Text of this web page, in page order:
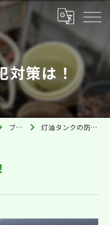
対策は！
ブログ 灯油タンクの防犯対策は！